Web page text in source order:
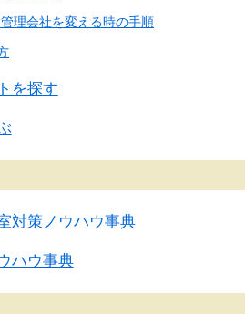
理会社を変える時の手順
を探す
対策ノウハウ事典
ハウ事典